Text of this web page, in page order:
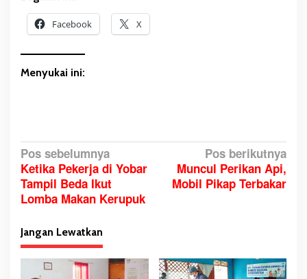
Facebook X
Menyukai ini:
N
a
v
i
g
a
s
Pos sebelumnya
Ketika Pekerja di Yobar
Tampil Beda Ikut
Lomba Makan Kerupuk
Pos berikutnya
Muncul Perikan Api,
Mobil Pikap Terbakar
Jangan Lewatkan